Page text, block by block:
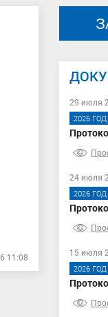
11:08
29 июля
2026 ГОД
24 июля
2026 ГОД
15 июля
2026 ГОД